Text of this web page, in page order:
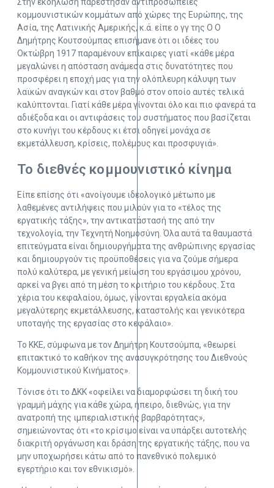
Στην εκδήλωση παρέστησαν αντιπροσωπείες
κομμουνιστικών κομμάτων από χώρες της Ευρώπης, της
Ασία, της Λατινικής Αμερικής, κ.ά. είπε ο γγ της Ο Ο
Δημήτρης Κουτσούμπας επισήμανε ότι οι ιδέες του
Οκτώβρη 1917 παραμένουν επίκαιρες γιατί «κάθε μέρα
μεγαλώνει η απόσταση ανάμεσα στις δυνατότητες που
προσφέρει η εποχή μας για την ολόπλευρη κάλυψη των
λαϊκών αναγκών και στον βαθμό στον οποίο αυτές τελικά
καλύπτονται. Γιατί κάθε μέρα γίνονται όλο και πιο φανερά τα
αδιέξοδα και οι αντιφάσεις του συστήματος που βασίζεται
στο κυνήγι του κέρδους κι έτσι οδηγεί μονάχα σε
εκμετάλλευση, κρίσεις, πολέμους και προσφυγιά».
Το διεθνές κομμουνιστικό κίνημα
Είπε επίσης ότι «ανοίγουμε ιδεολογικό μέτωπο με
λαθεμένες αντιλήψεις που μιλούν για το «τέλος της
εργατικής τάξης», την αντικατάστασή της από την
τεχνολογία, την Τεχνητή Νοημοσύνη. Όλα αυτά τα θαυμαστά
επιτεύγματα είναι δημιουργήματα της ανθρώπινης εργασίας
και δημιουργούν τις προϋποθέσεις για να ζούμε σήμερα
πολύ καλύτερα, με γενική μείωση του εργάσιμου χρόνου,
αρκεί να βγει από τη μέση το κριτήριο του κέρδους. Στα
χέρια του κεφαλαίου, όμως, γίνονται εργαλεία ακόμα
μεγαλύτερης εκμετάλλευσης, καταστολής και γενικότερα
υποταγής της εργασίας στο κεφάλαιο».
Το ΚΚΕ, σύμφωνα με τον Δημήτρη Κουτσούμπα, «θεωρεί
επιτακτικό το καθήκον της ανασυγκρότησης του Διεθνούς
Κομμουνιστικού Κινήματος».
Τόνισε ότι το ΔΚΚ «οφείλει να διαμορφώσει τη δική του
γραμμή μάχης για κάθε χώρα, ήπειρο, διεθνώς, για την
ανατροπή της ιμπεριαλιστικής βαρβαρότητας»,
σημειώνοντας ότι «το κρίσιμο είναι να υπάρξει αυτοτελής
διακριτή οργάνωση και δράση της εργατικής τάξης, που να
μην υποχωρήσει κάτω από το πανεθνικό πολεμικό
εγερτήριο και τον εθνικισμό».